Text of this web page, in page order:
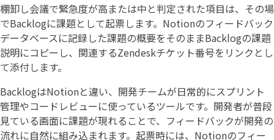
棚卸し会議で緊急度が高または中と判定された項目は、その場
でBacklogに課題として起票します。Notionのフィードバック
データベースに記録した課題の概要をそのままBacklogの課題
説明にコピーし、関連するZendeskチケット番号をリンクとし
て添付します。
BacklogはNotionと違い、開発チームが日常的にスプリント
管理やコードレビューに使っているツールです。開発者が普段
見ている画面に課題が現れることで、フィードバックが開発の
流れに自然に組み込まれます。起票時には、Notionのフィー